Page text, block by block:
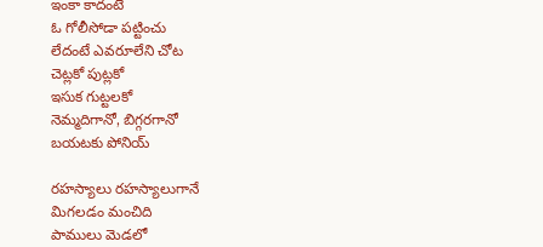
ఇంకా కాదంటే
ఓ గోలీసోడా పట్టించు
లేదంటే ఎవరూలేని చోట
చెట్లకో పుట్లకో
ఇసుక గుట్టలకో
నెమ్మదిగానో, బిగ్గరగానో
బయటకు పోనియ్
రహస్యాలు రహస్యాలుగానే
మిగలడం మంచిది
పాములు మెడలో